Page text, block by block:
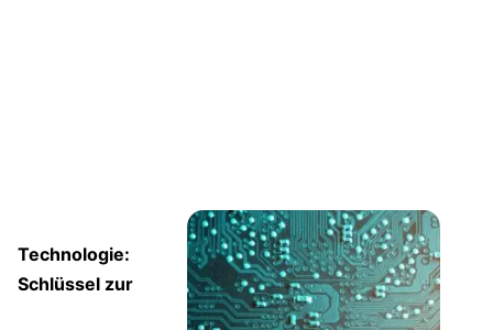
Technologie:
Schlüssel zur